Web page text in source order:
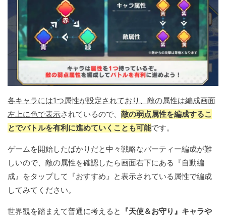
各キャラには1つ属性が設定されており、敵の属性は編成画面
左上に色で表示されているので、 敵の弱点属性を編成するこ
とでバトルを有利に進めていくことも可能です。
ゲームを開始したばかりだと中々戦略なパーティー編成が難
しいので、敵の属性を確認したら画面右下にある『自動編
成』をタップして『おすすめ』と表示されている属性で編成
してみてください。
世界観を踏まえて普通に考えると
『天使＆お守り』キャラや